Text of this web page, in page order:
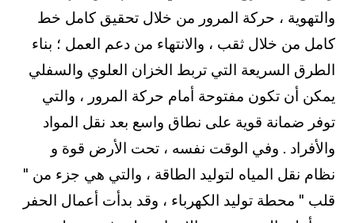
والتهوية ، حركة المرور من خلال تحقيق كامل خط
كامل من خلال ثقب ، والانتهاء من دعم العمل ؛ بناء
الطرق السريعة التي تربط الخزان العلوي والسفلي
يمكن أن تكون مفتوحة أمام حركة المرور ، والتي
توفر ضمانة قوية على نطاق واسع بعد نقل المواد
والأفراد . وفي الوقت نفسه ، تحت الأرض قوة و
نظام نقل المياه لتوليد الطاقة ، والتي هي جزء من "
قلب " محطة توليد الكهرباء ، وقد بدأت أعمال الحفر